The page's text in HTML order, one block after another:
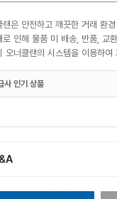
랜은 안전하고 깨끗한 거래 환
로 인해 물품 미 배송, 반품, 교
오너클랜의 시스템을 이용하
사 인기 상품